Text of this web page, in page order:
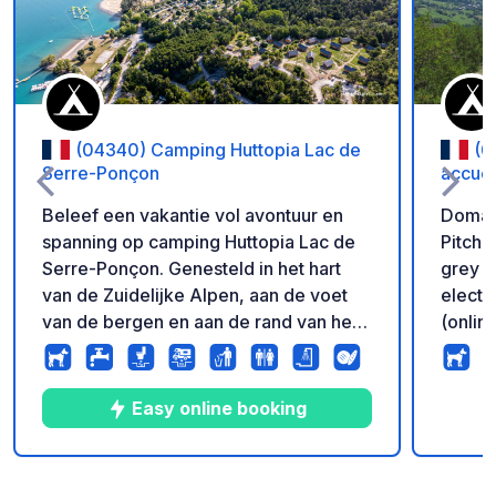
(04340) Camping Huttopia Lac de
Serre-Ponçon
Beleef een vakantie vol avontuur en
spanning op camping Huttopia Lac de
Serre-Ponçon. Genesteld in het hart
van de Zuidelijke Alpen, aan de voet
van de bergen en aan de rand van het
grootste kunstmatige meer van Europa,
strekt Camping Huttopia du Lac de
Serre-Ponçon zich uit over 19 hectare
in deze natuurlijke omgeving aan het
water. Tussen de fijne zandstranden en
Easy online booking
grey
buffet